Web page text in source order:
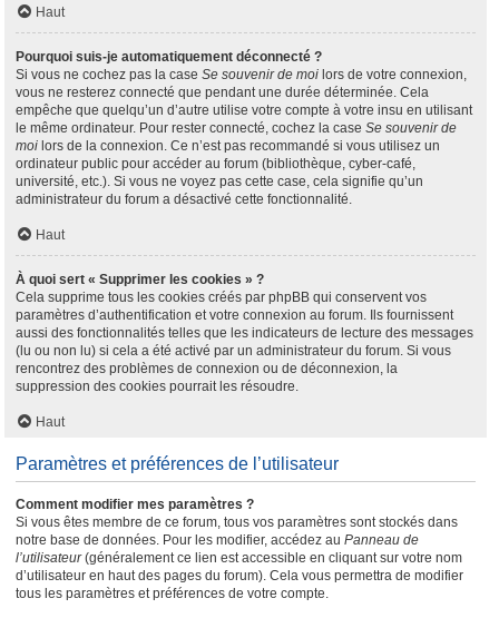
Haut
Pourquoi suis-je automatiquement déconnecté ?
Si vous ne cochez pas la case Se souvenir de moi lors de votre connexion,
vous ne resterez connecté que pendant une durée déterminée. Cela
empêche que quelqu’un d’autre utilise votre compte à votre insu en utilisant
le même ordinateur. Pour rester connecté, cochez la case Se souvenir de
moi lors de la connexion. Ce n’est pas recommandé si vous utilisez un
ordinateur public pour accéder au forum (bibliothèque, cyber-café,
université, etc.). Si vous ne voyez pas cette case, cela signifie qu’un
administrateur du forum a désactivé cette fonctionnalité.
Haut
À quoi sert « Supprimer les cookies » ?
Cela supprime tous les cookies créés par phpBB qui conservent vos
paramètres d’authentification et votre connexion au forum. Ils fournissent
aussi des fonctionnalités telles que les indicateurs de lecture des messages
(lu ou non lu) si cela a été activé par un administrateur du forum. Si vous
rencontrez des problèmes de connexion ou de déconnexion, la
suppression des cookies pourrait les résoudre.
Haut
Paramètres et préférences de l’utilisateur
Comment modifier mes paramètres ?
Si vous êtes membre de ce forum, tous vos paramètres sont stockés dans
notre base de données. Pour les modifier, accédez au Panneau de
l’utilisateur(généralement ce lien est accessible en cliquant sur votre nom
d’utilisateur en haut des pages du forum). Cela vous permettra de modifier
tous les paramètres et préférences de votre compte.